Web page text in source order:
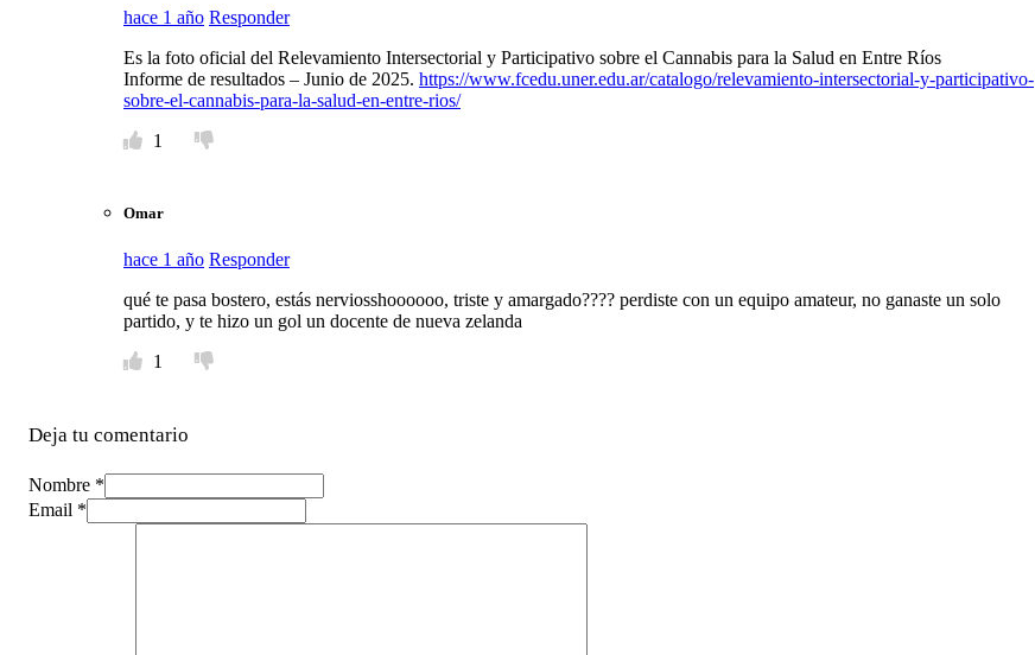
hace 1 año Responder
Es la foto oficial del Relevamiento Intersectorial y Participativo sobre el Cannabis para la Salud en Entre Ríos
Informe de resultados – Junio de 2025. https://www.fcedu.uner.edu.ar/catalogo/relevamiento-intersectorial-y-participativo-
sobre-el-cannabis-para-la-salud-en-entre-rios/
1
Omar
hace 1 año Responder
qué te pasa bostero, estás nerviosshoooooo, triste y amargado???? perdiste con un equipo amateur, no ganaste un solo
partido, y te hizo un gol un docente de nueva zelanda
1
Deja tu comentario
Nombre *
Email *